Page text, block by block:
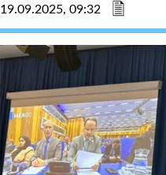
19.09.2025, 09:32